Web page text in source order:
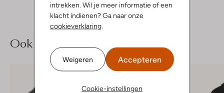
intrekken. Wil je meer informatie of een
klacht indienen? Ga naar onze
cookieverklaring.
Weigeren Accepteren
Cookie-instellingen
Ook iets voor jou?